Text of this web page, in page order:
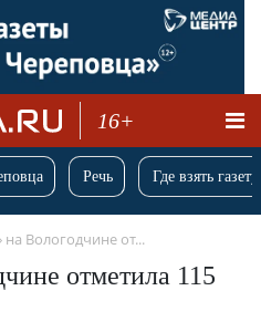
16+
Речь Где взять
на Вологодчине от...
отметила 115